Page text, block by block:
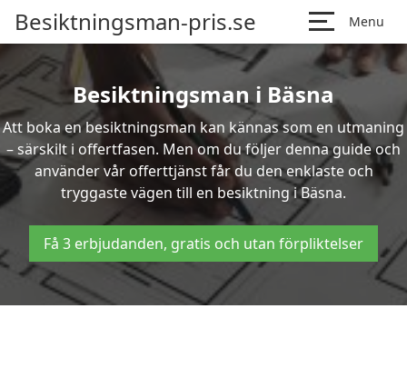
Besiktningsman-pris.se Menu
Besiktningsman i Bäsna
Att boka en besiktningsman kan kännas som en utmaning
– särskilt i offertfasen. Men om du följer denna guide och
använder vår offerttjänst får du den enklaste och
tryggaste vägen till en besiktning i Bäsna.
Få 3 erbjudanden, gratis och utan förpliktelser